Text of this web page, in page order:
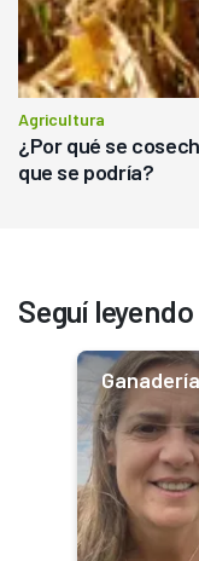
Agricultura
¿Por qué se
que se podría?
Seguí leyendo
Ganadería